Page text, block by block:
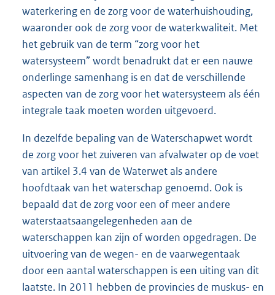
waterkering en de zorg voor de waterhuishouding,
waaronder ook de zorg voor de waterkwaliteit. Met
het gebruik van de term “zorg voor het
watersysteem” wordt benadrukt dat er een nauwe
onderlinge samenhang is en dat de verschillende
aspecten van de zorg voor het watersysteem als één
integrale taak moeten worden uitgevoerd.
In dezelfde bepaling van de Waterschapwet wordt
de zorg voor het zuiveren van afvalwater op de voet
van artikel 3.4 van de Waterwet als andere
hoofdtaak van het waterschap genoemd. Ook is
bepaald dat de zorg voor een of meer andere
waterstaatsaangelegenheden aan de
waterschappen kan zijn of worden opgedragen. De
uitvoering van de wegen- en de vaarwegentaak
door een aantal waterschappen is een uiting van dit
laatste. In 2011 hebben de provincies de muskus- en